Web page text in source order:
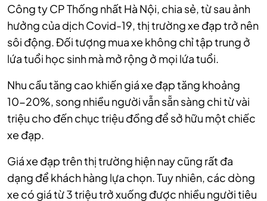
Công ty CP Thống nhất Hà Nội, chia sẻ, từ sau ảnh
hưởng của dịch Covid-19, thị trường xe đạp trở nên
sôi động. Đối tượng mua xe không chỉ tập trung ở
lứa tuổi học sinh mà mở rộng ở mọi lứa tuổi.
Nhu cầu tăng cao khiến giá xe đạp tăng khoảng
10-20%, song nhiều người vẫn sẵn sàng chi từ vài
triệu cho đến chục triệu đồng để sở hữu một chiếc
xe đạp.
Giá xe đạp trên thị trường hiện nay cũng rất đa
dạng để khách hàng lựa chọn. Tuy nhiên, các dòng
xe có giá từ 3 triệu trở xuống được nhiều người tiêu